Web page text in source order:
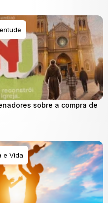
sobre a compra de
e Vida